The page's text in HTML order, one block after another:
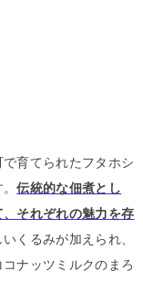
育てられたフタホシ
。伝統的な佃煮とし
それぞれの魅力を存
くるみが加えられ、
ナッツミルクのまろ